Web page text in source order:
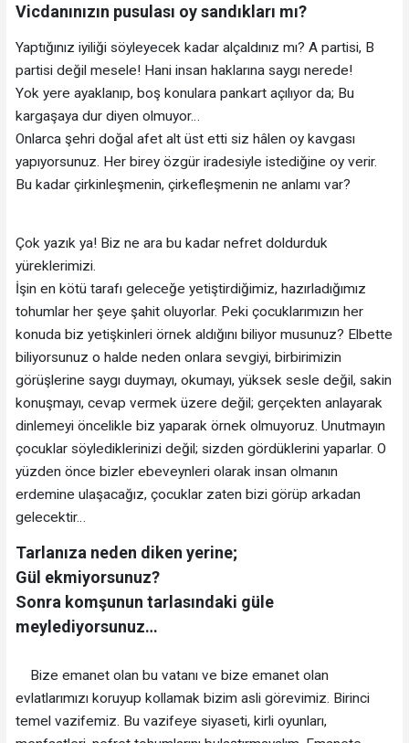
Vicdanınızın pusulası oy sandıkları mı?
Yaptığınız iyiliği söyleyecek kadar alçaldınız mı? A partisi, B
partisi değil mesele! Hani insan haklarına saygı nerede!
Yok yere ayaklanıp, boş konulara pankart açılıyor da; Bu
kargaşaya dur diyen olmuyor…
Onlarca şehri doğal afet alt üst etti siz hâlen oy kavgası
yapıyorsunuz. Her birey özgür iradesiyle istediğine oy verir.
Bu kadar çirkinleşmenin, çirkefleşmenin ne anlamı var?
Çok yazık ya! Biz ne ara bu kadar nefret doldurduk
yüreklerimizi.
İşin en kötü tarafı geleceğe yetiştirdiğimiz, hazırladığımız
tohumlar her şeye şahit oluyorlar. Peki çocuklarımızın her
konuda biz yetişkinleri örnek aldığını biliyor musunuz? Elbette
biliyorsunuz o halde neden onlara sevgiyi, birbirimizin
görüşlerine saygı duymayı, okumayı, yüksek sesle değil, sakin
konuşmayı, cevap vermek üzere değil; gerçekten anlayarak
dinlemeyi öncelikle biz yaparak örnek olmuyoruz. Unutmayın
çocuklar söylediklerinizi değil; sizden gördüklerini yaparlar. O
yüzden önce bizler ebeveynleri olarak insan olmanın
erdemine ulaşacağız, çocuklar zaten bizi görüp arkadan
gelecektir…
Tarlanıza neden diken yerine;
Gül ekmiyorsunuz?
Sonra komşunun tarlasındaki güle
meylediyorsunuz…
Bize emanet olan bu vatanı ve bize emanet olan
evlatlarımızı koruyup kollamak bizim asli görevimiz. Birinci
temel vazifemiz. Bu vazifeye siyaseti, kirli oyunları,